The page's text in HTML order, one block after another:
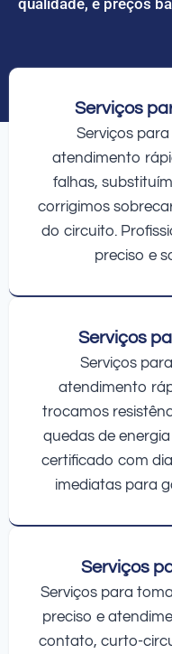
Serviços
Serviços
atendimento
falhas,
corrigimos
do circuito.
preciso e
Serviços
Serviços
atendimento
trocamos
quedas de
certificado com
imediatas para
Serviços
Serviços para
preciso e
contato, curto-